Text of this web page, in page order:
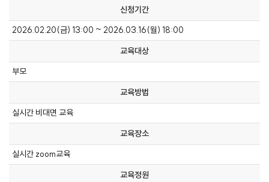
신청기간
2026.02.20(금) 13:00 ~ 2026.03.16(월) 18:00
교육대상
부모
교육방법
실시간 비대면 교육
교육장소
실시간 zoom교육
교육정원